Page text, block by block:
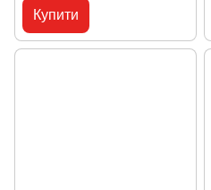
06E 103 697 Q
Купити